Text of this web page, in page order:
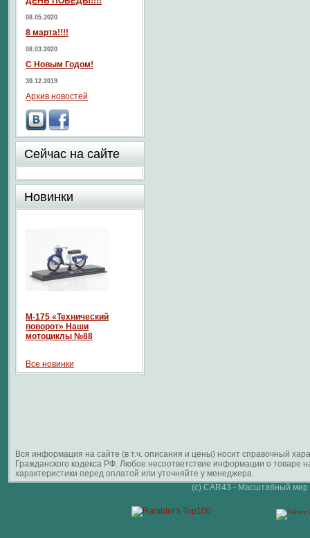
08.05.2020
8 марта!!!!
08.03.2020
С Новым Годом!
30.12.2019
Архив новостей
Сейчас на сайте
Новинки
М-175 «Технический
поворот» Наши
мотоциклы №88
Все новинки
Вся информация на сайте (в т.ч. описания и цены) носит справочный
Гражданского кодекса РФ. Любое несоответствие информации о
характеристики перед оплатой или уточняйте у менеджера.
(c) CAR43 - Масштабный мир